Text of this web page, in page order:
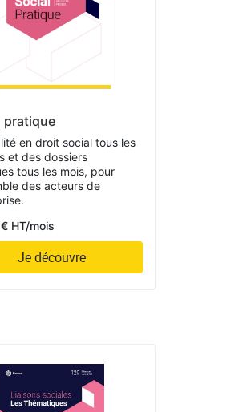
pratique
en droit social tous les
et des dossiers
tous les mois, pour
des acteurs de
HT/mois
Je découvre